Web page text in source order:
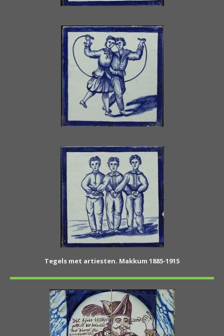
Tegels met artiesten. Makkum 1885-1915